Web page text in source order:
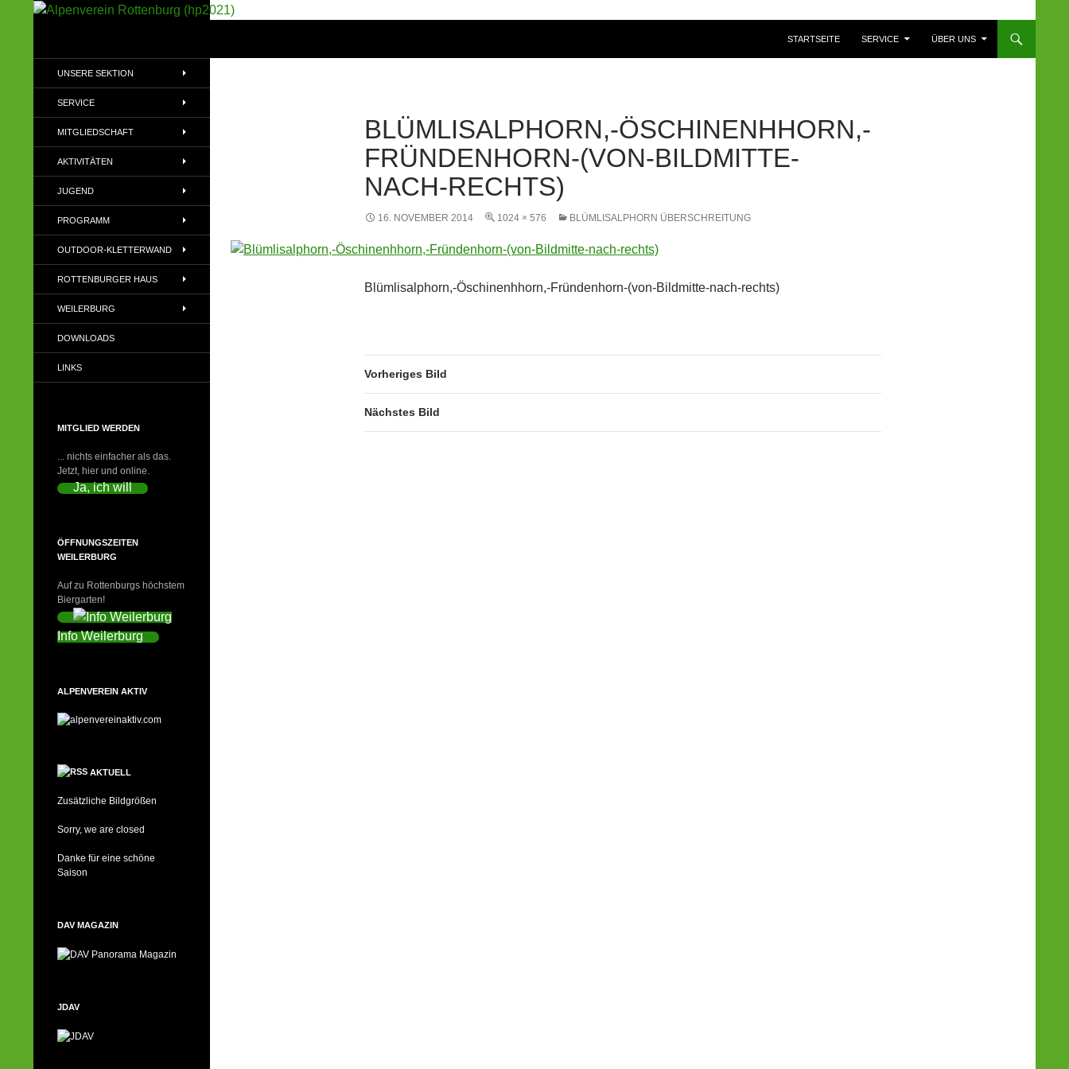
STARTSEITE
SERVICE ÜBER UNS
BLÜMLISALPHORN,-ÖSCHINENHHORN,-
FRÜNDENHORN-(VON-BILDMITTE-
NACH-RECHTS)
16. NOVEMBER 2014 1024 × 576 BLÜMLISALPHORN ÜBERSCHREITUNG
Blümlisalphorn,-Öschinenhhorn,-Fründenhorn-(von-Bildmitte-nach-rechts)
Vorheriges Bild
Nächstes Bild
(DAV)
UNSERE SEKTION
SERVICE
MITGLIEDSCHAFT
AKTIVITÄTEN
JUGEND
PROGRAMM
OUTDOOR-KLETTERWAND
ROTTENBURGER HAUS
WEILERBURG
DOWNLOADS
LINKS
MITGLIED WERDEN
... nichts einfacher als das.
Jetzt, hier und online.
Ja, ich will
ÖFFNUNGSZEITEN
WEILERBURG
Auf zu Rottenburgs höchstem
Biergarten!
Info Weilerburg
ALPENVEREIN AKTIV
AKTUELL
Zusätzliche Bildgrößen
Sorry, we are closed
Danke für eine schöne
Saison
DAV MAGAZIN
JDAV